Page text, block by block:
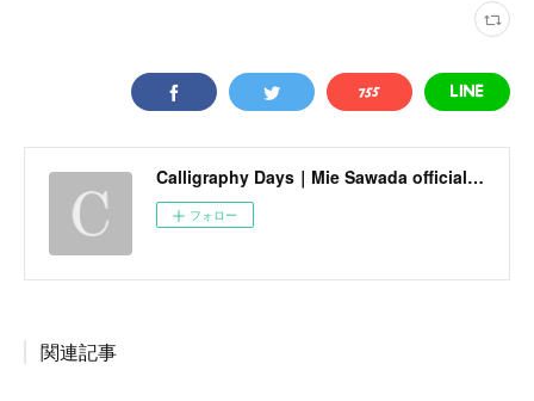
Calligraphy Days｜Mie Sawada official site
フォロー
関連記事